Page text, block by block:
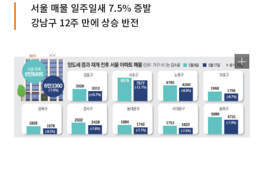
서울 매물 일주일새 7.5% 증발
강남구 12주 만에 상승 반전